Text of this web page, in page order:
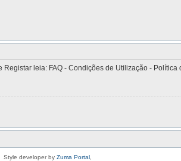
leia: FAQ - Condições de Utilização -
Style developer by Zuma Portal